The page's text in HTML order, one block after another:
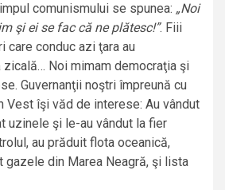
comunismului se spunea: „Noi
şi ei se fac că ne plătesc!”. Fiii
care conduc azi ţara au
Noi mimam democraţia şi
Guvernanţii noştri împreună cu
Vest îşi văd de interese: Au vândut
uzinele şi le-au vândut la fier
au prăduit flota oceanică,
gazele din Marea Neagră, şi lista